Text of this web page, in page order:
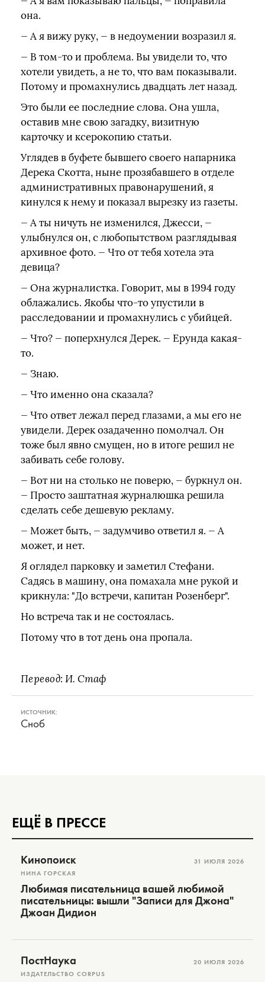
она.
— А я вижу руку, — в недоумении возразил я.
— В том-то и проблема. Вы увидели то, что
хотели увидеть, а не то, что вам показывали.
Потому и промахнулись двадцать лет назад.
Это были ее последние слова. Она ушла,
оставив мне свою загадку, визитную
карточку и ксерокопию статьи.
Углядев в буфете бывшего своего напарника
Дерека Скотта, ныне прозябавшего в отделе
административных правонарушений, я
кинулся к нему и показал вырезку из газеты.
— А ты ничуть не изменился, Джесси, —
улыбнулся он, с любопытством разглядывая
архивное фото. — Что от тебя хотела эта
девица?
— Она журналистка. Говорит, мы в 1994 году
облажались. Якобы что-то упустили в
расследовании и промахнулись с убийцей.
— Что? — поперхнулся Дерек. — Ерунда какая-
то.
— Знаю.
— Что именно она сказала?
— Что ответ лежал перед глазами, а мы его не
увидели. Дерек озадаченно помолчал. Он
тоже был явно смущен, но в итоге решил не
забивать себе голову.
— Вот ни на столько не поверю, — буркнул он.
— Просто заштатная журналюшка решила
сделать себе дешевую рекламу.
— Может быть, — задумчиво ответил я. — А
может, и нет.
Я оглядел парковку и заметил Стефани.
Садясь в машину, она помахала мне рукой и
крикнула: "До встречи, капитан Розенберг".
Но встреча так и не состоялась.
Потому что в тот день она пропала.
Перевод: И. Стаф
ИСТОЧНИК:
Сноб
ЕЩЁ В ПРЕССЕ
Кинопоиск
НИНА ГОРСКАЯ
31 ИЮЛЯ 2026
Любимая писательница вашей любимой
писательницы: вышли "Записи для Джона"
Джоан Дидион
ПостНаука
ИЗДАТЕЛЬСТВО CORPUS
20 ИЮЛЯ 2026